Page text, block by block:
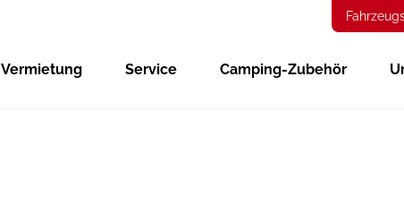
Vermietung Service Camping-Zubehör